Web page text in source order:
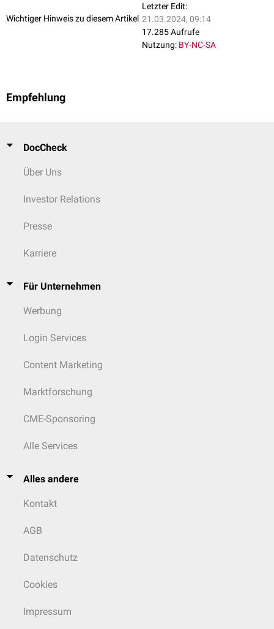
Wichtiger Hinweis zu diesem Artikel
Letzter Edit:
21.03.2024, 09:14
17.285 Aufrufe
Nutzung: BY-NC-SA
Empfehlung
DocCheck
Über Uns
Investor Relations
Presse
Karriere
Für Unternehmen
Werbung
Login Services
Content Marketing
Marktforschung
CME-Sponsoring
Alle Services
Alles andere
Kontakt
AGB
Datenschutz
Cookies
Impressum